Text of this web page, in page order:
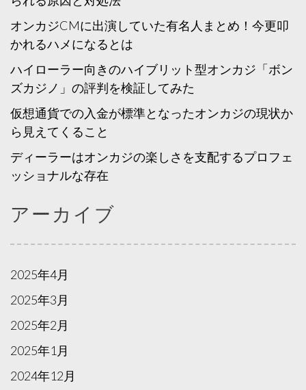
オンカジCMに出演していた有名人まとめ！今更叩
かれるハメになるとは
ハイローラー向きのハイブリット型オンカジ「ボン
ズカジノ」の評判を検証してみた
仮想通貨での入金が標準となったオンカジの現状か
ら見えてくること
ディーラーはオンカジの楽しさを支配するプロフェ
ッショナルな存在
アーカイブ
2025年4月
2025年3月
2025年2月
2025年1月
2024年12月